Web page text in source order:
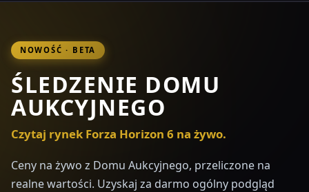
NOWOŚĆ · BETA
ŚLEDZENIE DOMU
AUKCYJNEGO
Czytaj rynek Forza Horizon 6 na żywo.
Ceny na żywo z Domu Aukcyjnego, przeliczone na
realne wartości. Uzyskaj za darmo ogólny podgląd